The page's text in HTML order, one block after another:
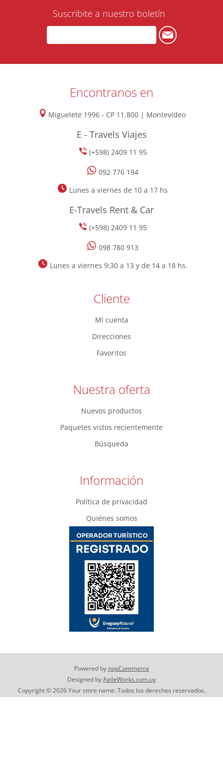
Suscribite a nuestro boletín
Encontranos en
Miguelete 1996 - CP 11.800 | Montevideo
E - Travels Viajes
(+598) 2409 11 95
092 776 194
Lunes a viernes de 10 a 17 hs
E-Travels Rent & Car
(+598) 2409 11 95
098 780 913
Lunes a viernes 9:30 a 13 y de 14 a 18 hs.
Cliente
Mi cuenta
Direcciones
Favoritos
Nuestra oferta
Nuevos productos
Paquetes vistos recientemente
Búsqueda
Información
Política de privacidad
Quiénes somos
Powered by nopCommerce
Designed byAgileWorks.com.uy
Copyright © 2026 Your store name. Todos los derechos reservados.